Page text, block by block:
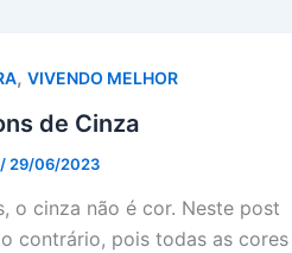
, VIVENDO MELHOR
de Cinza
/ 29/06/2023
o cinza não é cor. Neste post
contrário, pois todas as cores